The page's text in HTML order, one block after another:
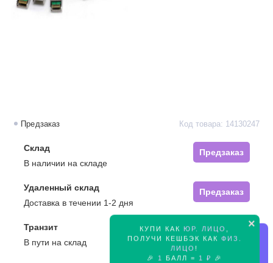
×
КУПИ КАК ЮР. ЛИЦО
ПОЛУЧИ КЕШБЭК КАК ФИЗ.
ЛИЦО !
🎉
1 БАЛЛ = 1 ₽ 🎉
Предзаказ Код товара: 14130247
Склад
Предзаказ
В наличии на складе
Удаленный склад
Предзаказ
Доставка в течении 1-2 дня
Транзит
Предзаказ
В пути на склад